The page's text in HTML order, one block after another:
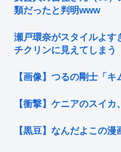
類だったと判明www
瀬戸環奈がスタイルよす
チクリンに見えてしまう
【画像】つるの剛士「
【衝撃】ケニアのスイ
【黒豆】なんだよこの漫